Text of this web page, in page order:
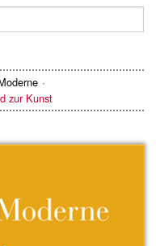
zur Kunst